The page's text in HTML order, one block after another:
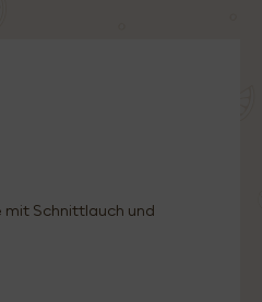
Schnittlauch und